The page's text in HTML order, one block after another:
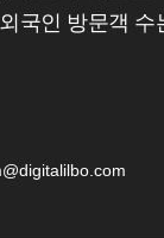
국인 방문객 수